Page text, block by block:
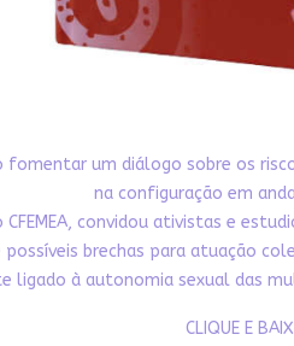
fomentar um diálogo sobre os
na configuração em
CFEMEA, convidou ativistas e
possíveis brechas para atuação
ligado à autonomia sexual das
CLIQUE E